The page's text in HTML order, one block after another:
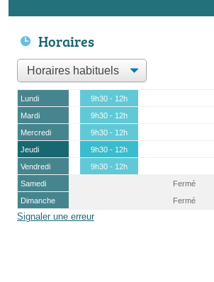
Horaires
Lundi 9h30 - 12h
Mardi
9h30 - 12h
Mercredi
9h30 - 12h
Jeudi
9h30 - 12h
Vendredi
9h30 - 12h
Samedi
Fermé
Dimanche
Fermé
Signaler une erreur